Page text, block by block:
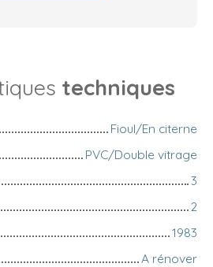
techniques
Fioul/En citerne
PVC/Double vitrage
3
2
1983
A rénover